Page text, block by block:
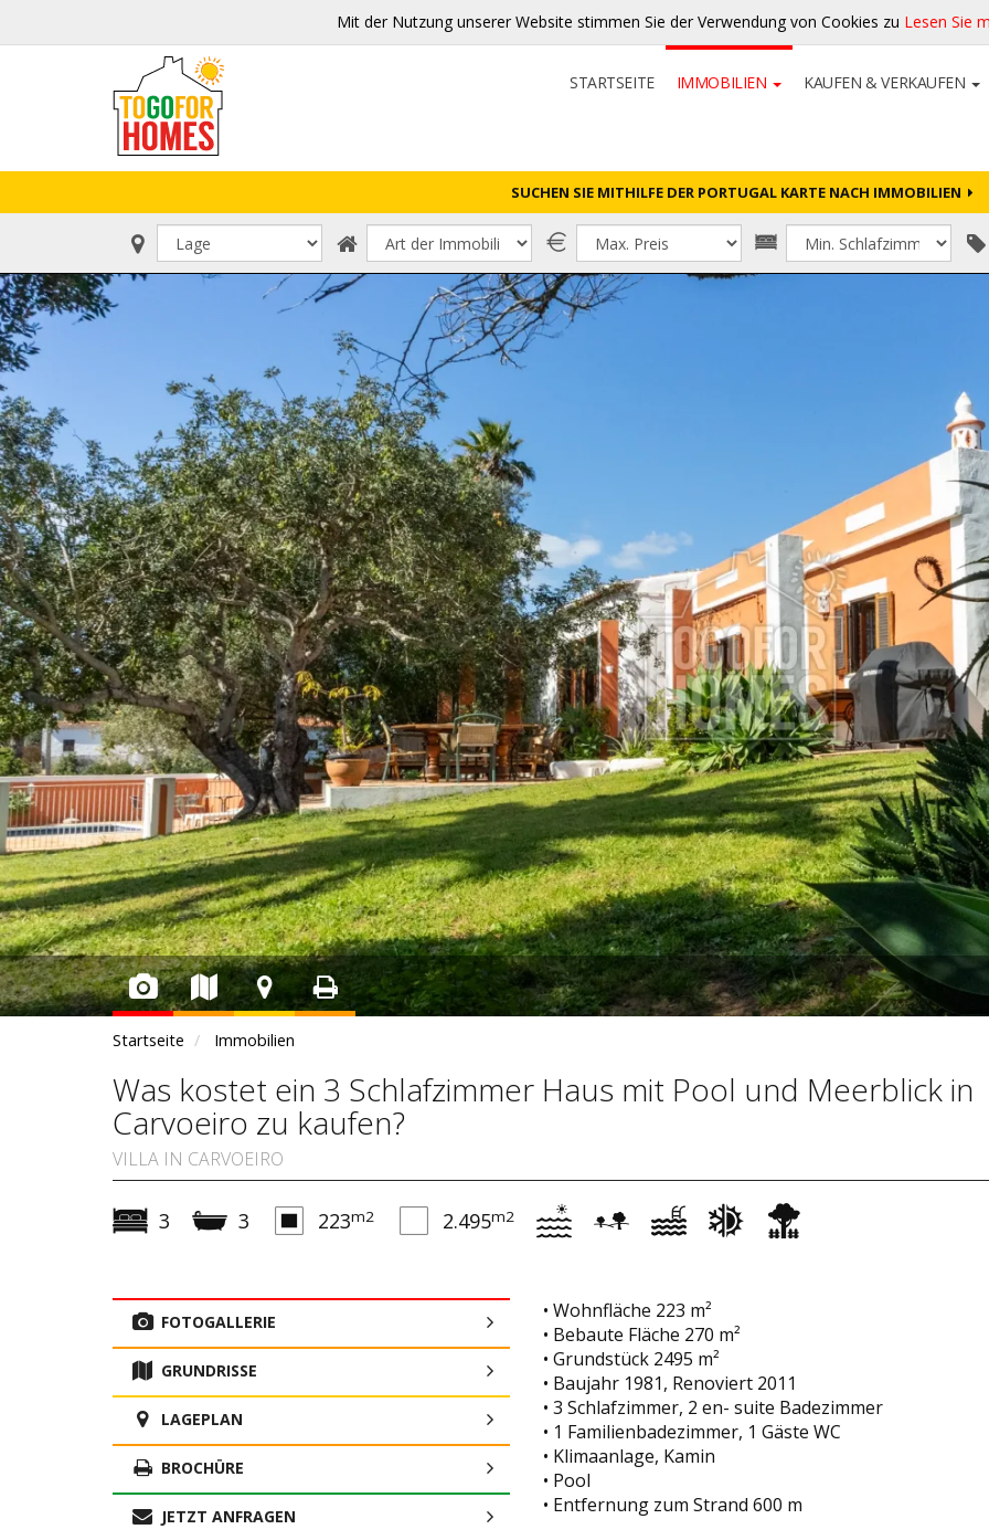
Mit der Nutzung unserer Website stimmen Sie der Verwendung von Cookies zu Lesen Sie
STARTSEITE IMMOBILIEN KAUFEN & VERKAUFEN
SUCHEN SIE MITHILFE DER PORTUGAL KARTE NACH IMMOBILIEN
Startseite Immobilien
Was kostet ein 3 Schlafzimmer Haus mit Pool und Meerblick in
Carvoeiro zu kaufen?
VILLA IN CARVOEIRO
3 3 223m2 2.495m2
FOTOGALLERIE
GRUNDRISSE
LAGEPLAN
BROCHÜRE
JETZT ANFRAGEN
• Wohnfläche 223 m²
• Bebaute Fläche 270 m²
• Grundstück 2495 m²
• Baujahr 1981, Renoviert 2011
• 3 Schlafzimmer, 2 en- suite Badezimmer
• 1 Familienbadezimmer, 1 Gäste WC
• Klimaanlage, Kamin
• Pool
• Entfernung zum Strand 600 m